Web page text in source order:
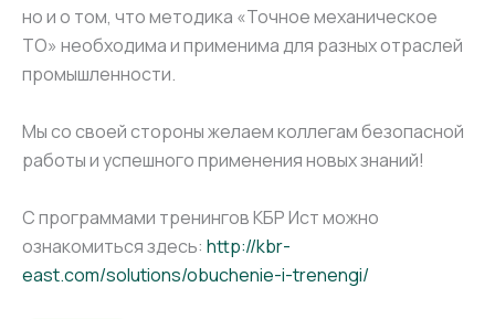
но и о том, что методика «Точное механическое
ТО» необходима и применима для разных отраслей
промышленности.
Мы со своей стороны желаем коллегам безопасной
работы и успешного применения новых знаний!
С программами тренингов КБР Ист можно
ознакомиться здесь: http://kbr-
east.com/solutions/obuchenie-i-trenengi/